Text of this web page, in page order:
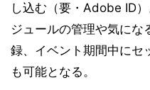
し込む（要・Adobe ID
ジュールの管理や気にな
録、イベント期間中にセ
も可能となる。